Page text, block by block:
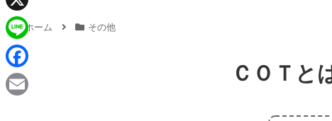
ホーム その他
ＣＯＴと
e
d
d
i
X
L
n
F